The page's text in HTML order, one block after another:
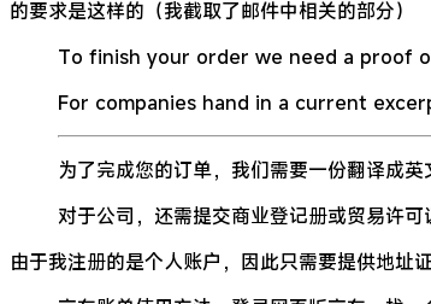
的要求是这样的（我截取了邮件中相关的部分）
To finish your order we need a proof
For companies hand in a current
为了完成您的订单，我们需要一份翻译成英
对于公司，还需提交商业登记册或贸易许可
由于我注册的是个人账户，因此只需要提供地址